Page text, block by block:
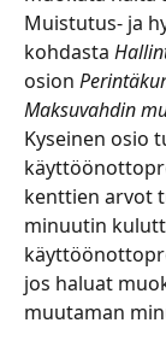
Muistutus- ja
kohdasta
osion
Maksuvahdin
Kyseinen osio
kenttien arvot
minuutin
jos haluat
muutaman